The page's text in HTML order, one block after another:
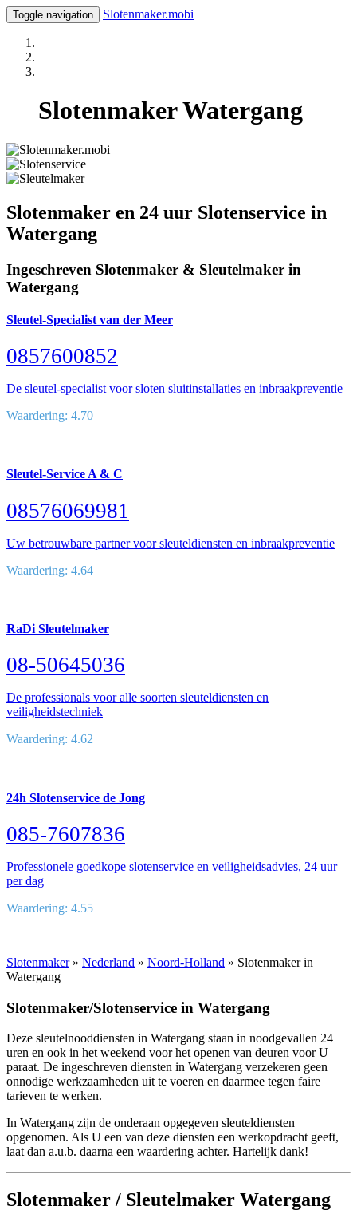
Toggle navigation Slotenmaker.mobi
Slotenmaker Watergang
Slotenmaker en 24 uur Slotenservice in
Watergang
Ingeschreven Slotenmaker & Sleutelmaker in
Watergang
Sleutel-Specialist van der Meer
0857600852
De sleutel-specialist voor sloten sluitinstallaties en inbraakpreventie
Waardering: 4.70
Sleutel-Service A & C
08576069981
Uw betrouwbare partner voor sleuteldiensten en inbraakpreventie
Waardering: 4.64
RaDi Sleutelmaker
08-50645036
De professionals voor alle soorten sleuteldiensten en
veiligheidstechniek
Waardering: 4.62
24h Slotenservice de Jong
085-7607836
Professionele goedkope slotenservice en veiligheidsadvies, 24 uur
per dag
Waardering: 4.55
Slotenmaker» Nederland » Noord-Holland » Slotenmaker in
Watergang
Slotenmaker/Slotenservice in Watergang
Deze sleutelnooddiensten in Watergang staan in noodgevallen 24
uren en ook in het weekend voor het openen van deuren voor U
paraat. De ingeschreven diensten in Watergang verzekeren geen
onnodige werkzaamheden uit te voeren en daarmee tegen faire
tarieven te werken.
In Watergang zijn de onderaan opgegeven sleuteldiensten
opgenomen. Als U een van deze diensten een werkopdracht geeft,
laat dan a.u.b. daarna een waardering achter. Hartelijk dank!
Slotenmaker / Sleutelmaker Watergang